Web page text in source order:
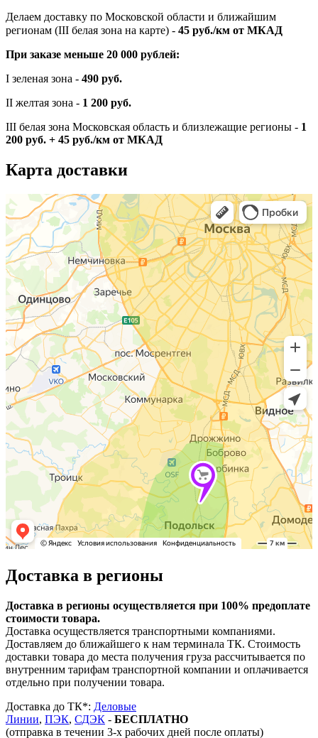
Делаем доставку по Московской области и ближайшим
регионам (III белая зона на карте) - 45 руб./км от МКАД
При заказе меньше 20 000 рублей:
I зеленая зона - 490 руб.
II желтая зона - 1 200 руб.
III белая зона Московская область и близлежащие регионы - 1
200 руб. + 45 руб./км от МКАД
Карта доставки
Доставка в регионы
Доставка в регионы осуществляется при 100% предоплате
стоимости товара.
Доставка осуществляется транспортными компаниями.
Доставляем до ближайшего к нам терминала ТК. Стоимость
доставки товара до места получения груза рассчитывается по
внутренним тарифам транспортной компании и оплачивается
отдельно при получении товара.
Доставка до ТК*: Деловые
Линии, ПЭК, СДЭК - БЕСПЛАТНО
(отправка в течении 3-х рабочих дней после оплаты)